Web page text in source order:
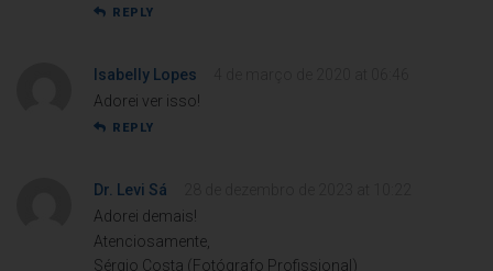
REPLY
Isabelly Lopes
Adorei ver isso!
REPLY
Dr. Levi Sá
Adorei demais!
Atenciosamente,
Sérgio Costa (Fotógrafo Profissional)